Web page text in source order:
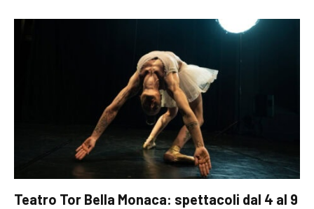
Teatro Tor Bella Monaca: spettacoli dal 4 al 9